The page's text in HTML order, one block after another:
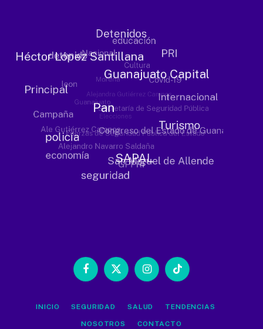
Facebook
X
InstagramTikTok
INICIO SEGURIDAD SALUD TENDENCIAS
NOSOTROS CONTACTO